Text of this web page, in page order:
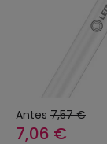
Antes 7,57 €
7,06 €